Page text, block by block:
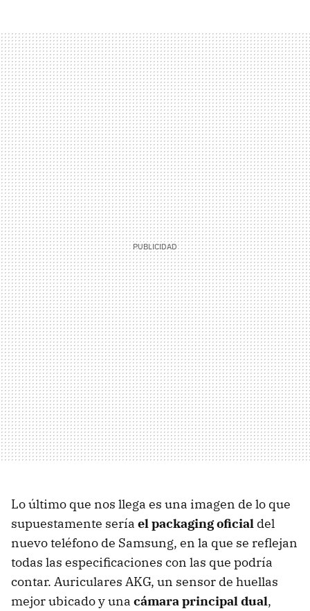
Lo último que nos llega es una imagen de lo que
supuestamente sería el packaging oficial del
nuevo teléfono de Samsung, en la que se reflejan
todas las especificaciones con las que podría
contar. Auriculares AKG, un sensor de huellas
mejor ubicado y una cámara principal dual,